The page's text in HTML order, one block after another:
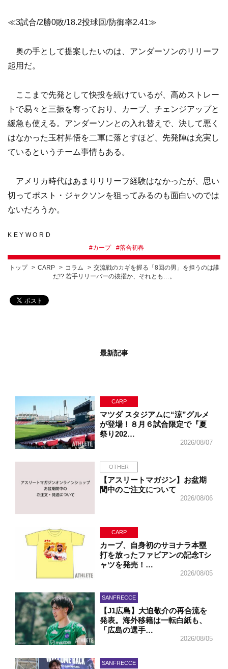
≪3試合/2勝0敗/18.2投球回/防御率2.41≫
奥の手として提案したいのは、アンダーソンのリリーフ
起用だ。
ここまで先発として快投を続けているが、高めストレー
トで易々と三振を奪っており、カーブ、チェンジアップと
緩急も使える。アンダーソンとの入れ替えで、決して悪く
はなかった玉村昇悟を二軍に落とすほど、先発陣は充実し
ているというチーム事情もある。
アメリカ時代はあまりリリーフ経験はなかったが、思い
切ってポスト・ジャクソンを狙ってみるのも面白いのでは
ないだろうか。
KEYWORD
#カープ #落合初春
トップ CARP コラム
交流戦のカギを握る「8回の男」を担うのは誰
だ!? 若手リリーバーの抜擢か、それとも…。
最新記事
CARP
マツダ スタジアムに“涼”グルメ
が登場！８月６試合限定で『夏
祭り202…
2026/08/07
OTHER
【アスリートマガジン】お盆期
間中のご注文について
2026/08/06
CARP
カープ、自身初のサヨナラ本塁
打を放ったファビアンの記念Tシ
ャツを発売！…
2026/08/05
SANFRECCE
【J1広島】大迫敬介の再合流を
発表。海外移籍は一転白紙も、
「広島の選手…
2026/08/05
SANFRECCE